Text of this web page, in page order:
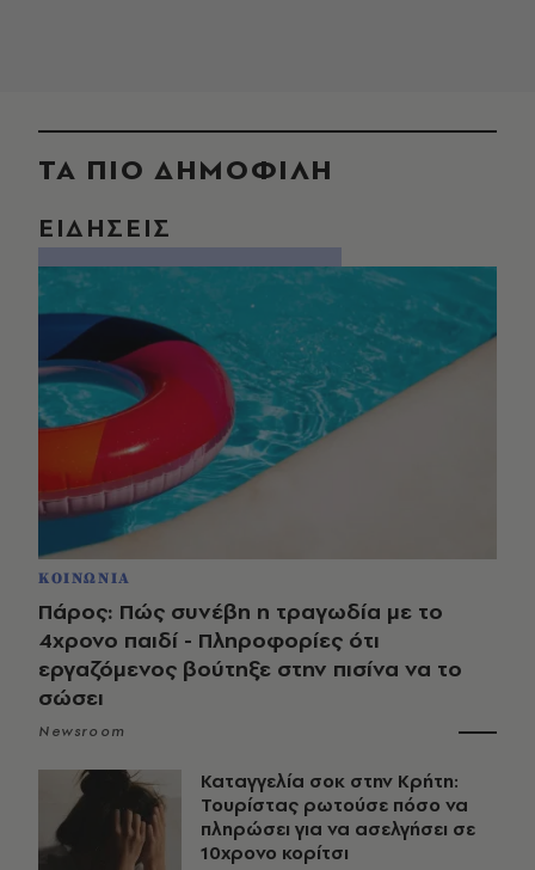
ΤΑ ΠΙΟ ΔΗΜΟΦΙΛΗ
ΕΙΔΗΣΕΙΣ
ΚΟΙΝΩΝΙΑ
Πάρος: Πώς συνέβη η τραγωδία με το
4χρονο παιδί - Πληροφορίες ότι
εργαζόμενος βούτηξε στην πισίνα να το
σώσει
Newsroom
Καταγγελία σοκ στην Κρήτη:
Τουρίστας ρωτούσε πόσο να
πληρώσει για να ασελγήσει σε
10χρονο κορίτσι